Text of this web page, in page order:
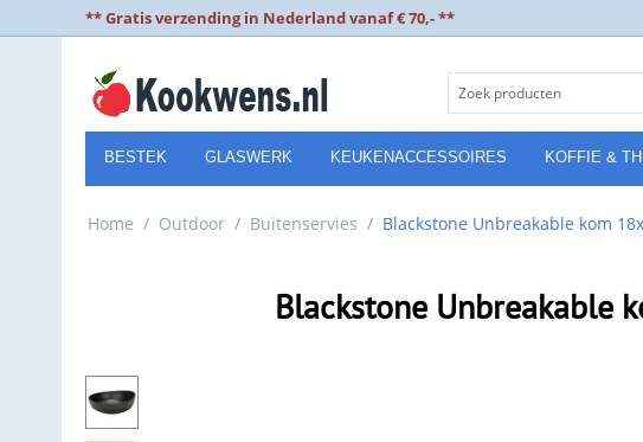
** Gratis verzending in Nederland vanaf € 70,- **
BESTEK GLASWERK KEUKENACCESSOIRES KOFFIE &
Home / Outdoor / Buitenservies / Blackstone Unbreakable kom
Blackstone Unbreakable